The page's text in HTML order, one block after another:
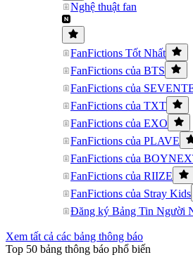
Nghệ thuật fan
FanFictions Tốt Nhất
FanFictions của BTS
FanFictions của
FanFictions của TXT
FanFictions của EXO
FanFictions của PLAVE
FanFictions của
FanFictions của RIIZE
FanFictions của Stray Kids
Đăng ký Bảng Tin Người
Xem tất cả các bảng thông báo
Top 50 bảng thông báo phổ biến